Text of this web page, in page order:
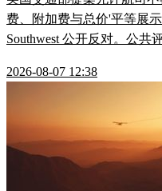
费、附加费与总价'平等展
Southwest 公开反对。公共
2026-08-07 12:38